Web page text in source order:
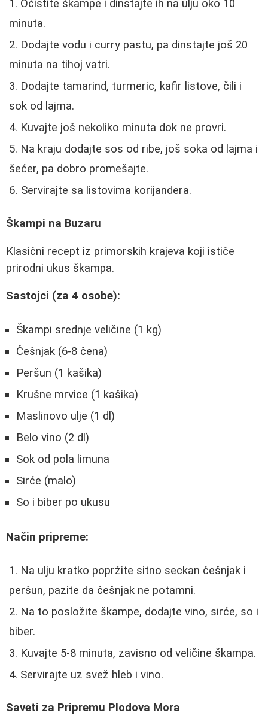
Očistite škampe i dinstajte ih na ulju oko 10
minuta.
Dodajte vodu i curry pastu, pa dinstajte još 20
minuta na tihoj vatri.
Dodajte tamarind, turmeric, kafir listove, čili i
sok od lajma.
Kuvajte još nekoliko minuta dok ne provri.
Na kraju dodajte sos od ribe, još soka od lajma i
šećer, pa dobro promešajte.
Servirajte sa listovima korijandera.
Škampi na Buzaru
Klasični recept iz primorskih krajeva koji ističe
prirodni ukus škampa.
Sastojci (za 4 osobe):
Škampi srednje veličine (1 kg)
Češnjak (6-8 čena)
Peršun (1 kašika)
Krušne mrvice (1 kašika)
Maslinovo ulje (1 dl)
Belo vino (2 dl)
Sok od pola limuna
Sirće (malo)
So i biber po ukusu
Način pripreme:
Na ulju kratko popržite sitno seckan češnjak i
peršun, pazite da češnjak ne potamni.
Na to posložite škampe, dodajte vino, sirće, so i
biber.
Kuvajte 5-8 minuta, zavisno od veličine škampa.
Servirajte uz svež hleb i vino.
Saveti za Pripremu Plodova Mora